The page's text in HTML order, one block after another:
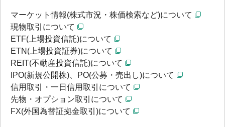
マーケット情報(株式市況・株価検索など)について
現物取引について
ETF(上場投資信託)について
ETN(上場投資証券)について
REIT(不動産投資信託)について
IPO(新規公開株)、PO(公募・売出し)について
信用取引・一日信用取引について
先物・オプション取引について
FX(外国為替証拠金取引)について